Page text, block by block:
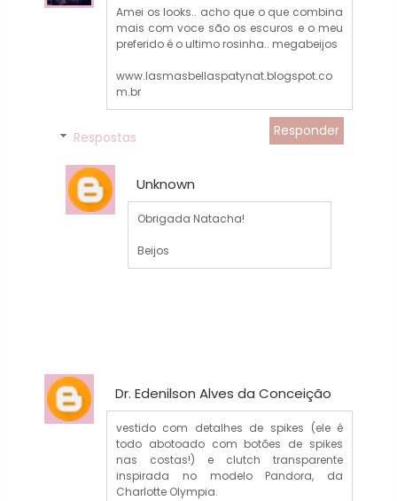
Amei os looks.. acho que o que combina
mais com voce são os escuros e o meu
preferido é o ultimo rosinha.. megabeijos
www.lasmasbellaspatynat.blogspot.co
m.br
Responder
Respostas
Unknown
Obrigada Natacha!
Beijos
Dr. Edenilson Alves da Conceição
vestido com detalhes de spikes (ele é
todo abotoado com botões de spikes
nas costas!) e clutch transparente
inspirada no modelo Pandora, da
Charlotte Olympia.